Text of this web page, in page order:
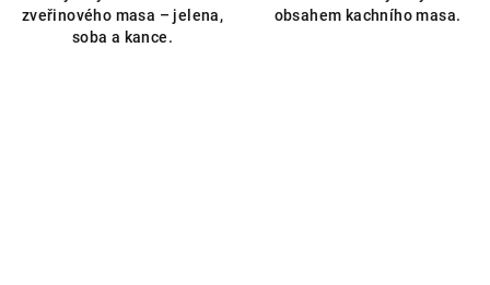
hvězdiček.
zveřinového masa – jelena,
soba a kance.
obsahem kachního masa.